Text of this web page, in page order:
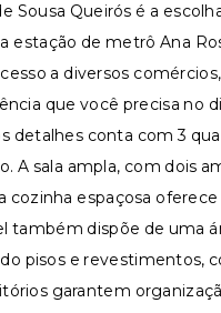
Sousa Queirós é a
estação de metrô Ana
a diversos
que você precisa no
detalhes conta com 3
A sala ampla, com dois
cozinha espaçosa
também dispõe de uma
pisos e revestimentos,
garantem